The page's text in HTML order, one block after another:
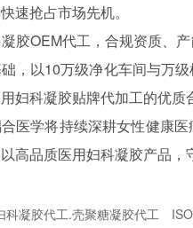
速抢占市场先机。
胶OEM代工，合规资质、
，以10万级净化车间与万
妇科凝胶贴牌代加工的优质
医学将持续深耕女性健康
高品质医用妇科凝胶产品
科凝胶代工.壳聚糖凝胶代工